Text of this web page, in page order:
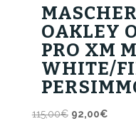
OAKLEY
PRO XM
WHITE/
115,00€ Il
92,00€Il